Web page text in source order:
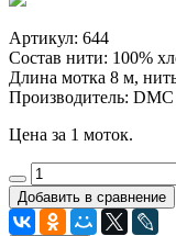
Артикул: 644
Состав нити: 100%
Длина мотка 8 м,
Производитель:
Цена за 1 моток.
Добавить в сравнение